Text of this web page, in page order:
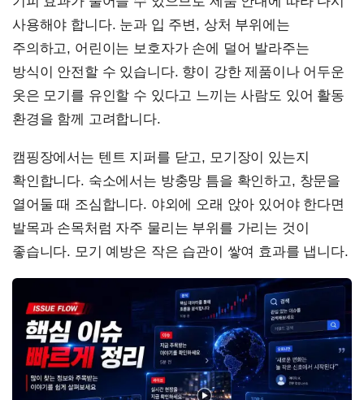
사용해야 합니다. 눈과 입 주변, 상처 부위에는
주의하고, 어린이는 보호자가 손에 덜어 발라주는
방식이 안전할 수 있습니다. 향이 강한 제품이나 어두운
옷은 모기를 유인할 수 있다고 느끼는 사람도 있어 활동
환경을 함께 고려합니다.
캠핑장에서는 텐트 지퍼를 닫고, 모기장이 있는지
확인합니다. 숙소에서는 방충망 틈을 확인하고, 창문을
열어둘 때 조심합니다. 야외에 오래 앉아 있어야 한다면
발목과 손목처럼 자주 물리는 부위를 가리는 것이
좋습니다. 모기 예방은 작은 습관이 쌓여 효과를 냅니다.